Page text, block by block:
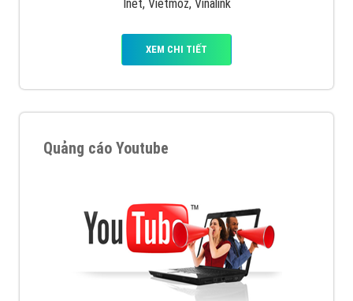
Inet, Vietmoz, Vinalink
XEM CHI TIẾT
Quảng cáo Youtube